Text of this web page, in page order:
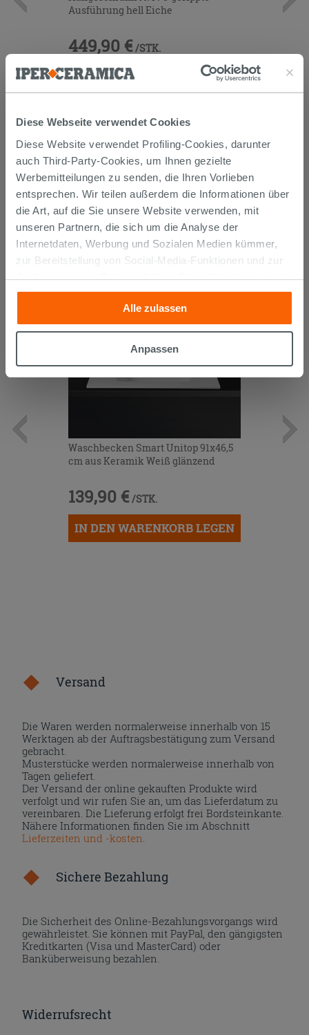
Diese Webseite verwendet Cookies
Diese Website verwendet Profiling-Cookies, darunter
auch Third-Party-Cookies, um Ihnen gezielte
Werbemitteilungen zu senden, die Ihren Vorlieben
entsprechen. Wir teilen außerdem die Informationen über
die Art, auf die Sie unsere Website verwenden, mit
unseren Partnern, die sich um die Analyse der
Internetdaten, Werbung und Sozialen Medien kümmer,
zur Bereitstellung von Social-Media-Funktionen und zur
Analyse unseres Datenverkehrs. Diese könnten sie mit
anderen Informationen, die Sie ihnen geliefert haben oder
die sie aufgrund Ihrer Verwendung ihrer Dienste
gesammelt haben, kombinieren. Falls Sie mehr wissen
möchten oder Ihre Zustimmung zu allen oder einigen
Zustimmung kann durch Klicken auf die Schaltfläche
„Cookies akzeptieren“ gegeben werden. Wenn Sie auf
nach der Installation der technischen Cookies fortsetzen.
Alle zulassen
Anpassen
Ausführung hell Eiche
449,90 € /STK.
IN DEN WARENKORB LEGEN
KUNDEN, DIE DIESEN ARTIKEL
GEKAUFT HABEN, KAUFTEN
AUCH...
Waschbecken Smart Unitop 91x46,5
cm aus Keramik Weiß glänzend
139,90 € /STK.
IN DEN WARENKORB LEGEN
Versand
Die Waren werden normalerweise innerhalb von 15
Werktagen ab der Auftragsbestätigung zum Versand
gebracht.
Musterstücke werden normalerweise innerhalb von
Tagen geliefert.
Der Versand der online gekauften Produkte wird
verfolgt und wir rufen Sie an, um das Lieferdatum zu
vereinbaren. Die Lieferung erfolgt frei Bordsteinkante.
Nähere Informationen finden Sie im Abschnitt
Lieferzeiten und -kosten
Sichere Bezahlung
Die Sicherheit des Online-Bezahlungsvorgangs wird
gewährleistet. Sie können mit PayPal, den gängigsten
Kreditkarten (Visa und MasterCard) oder
Banküberweisung bezahlen.
Widerrufsrecht